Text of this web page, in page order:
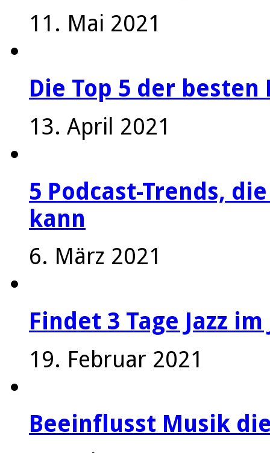
11. Mai 2021
Die Top 5 der besten
13. April 2021
5 Podcast-Trends,
kann
6. März 2021
Findet 3 Tage Jazz
19. Februar 2021
Beeinflusst Musik